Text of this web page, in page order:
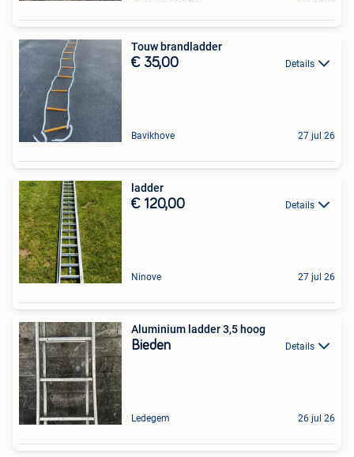
Touw brandladder
€ 35,00 Details
Bavikhove 27 jul 26
ladder
€ 120,00 Details
Ninove 27 jul 26
Aluminium ladder 3,5 hoog
Bieden Details
Ledegem 26 jul 26